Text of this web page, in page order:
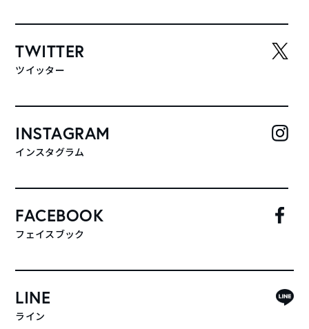
TWITTER
ツイッター
INSTAGRAM
インスタグラム
FACEBOOK
フェイスブック
LINE
ライン